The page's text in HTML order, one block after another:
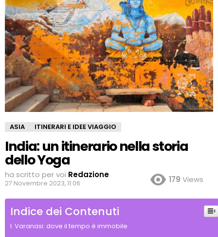
ASIA ITINERARI E IDEE VIAGGIO
India: un itinerario nella storia
dello Yoga
ha scritto per voi Redazione
27 Novembre 2023, 11:06 179 Views
Indice dei Contenuti
Varanasi: dove il tempo è immobile